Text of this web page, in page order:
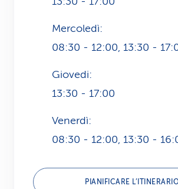
Mercoledì:
08:30 - 12:00, 13:30 -
Giovedi:
13:30 - 17:00
Venerdì:
08:30 - 12:00, 13:30 -
PIANIFICARE